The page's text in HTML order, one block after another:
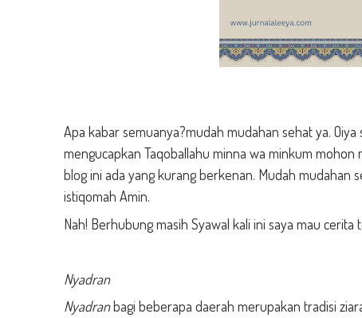
Apa kabar semuanya?mudah mudahan sehat ya.
mengucapkan Taqoballahu minna wa minkum
blog ini ada yang kurang berkenan. Mudah mudahan
istiqomah Amin.
Nah! Berhubung masih Syawal kali ini saya mau cerita
Nyadran
Nyadranbagi beberapa daerah merupakan tradisi